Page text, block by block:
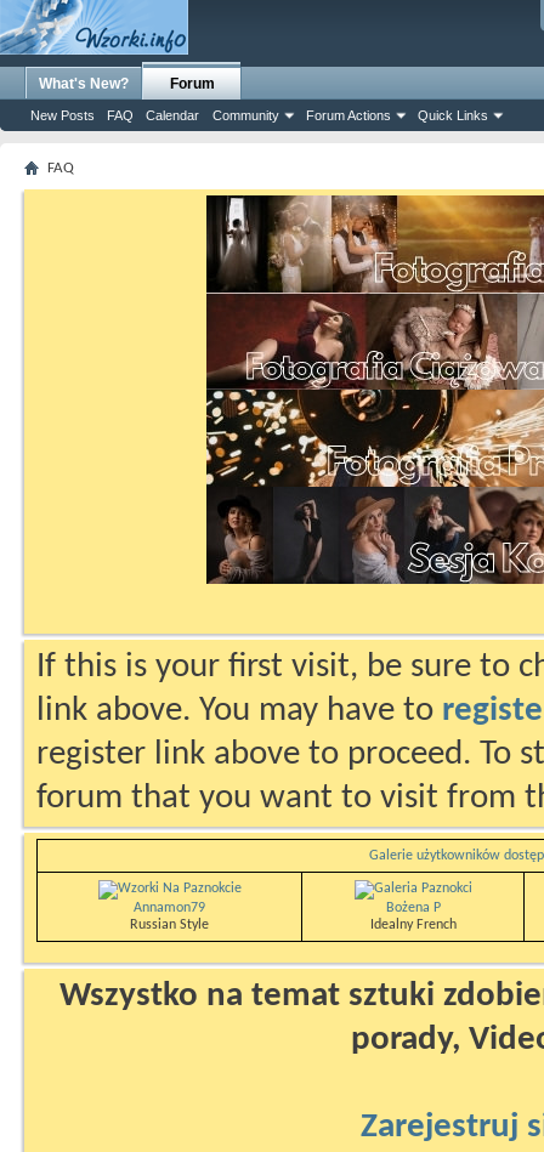
What's New? Forum
New Posts FAQ Calendar Community Forum Actions Quick Links
FAQ
If this is your first visit, be sure to
link above. You may have to
register link above to proceed. To
forum that you want to visit from
Galerie użytkowników
Annamon79
Russian Style
Bożena P
Idealny French
Wszystko na temat sztuki
porady,
Zarejestruj